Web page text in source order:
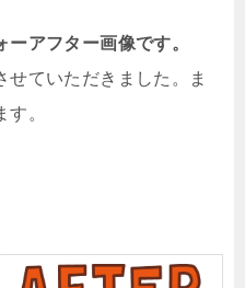
ーアフター画像です。
ていただきました。ま
。